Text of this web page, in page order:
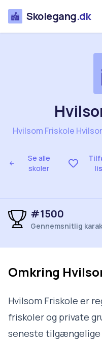
Skolegang.dk
Se alle
skoler
Hvilsom Friskole
#1500
Gennemsnitlig
Omkring
Hvilsom Friskole er
friskoler og private
seneste tilgængelige